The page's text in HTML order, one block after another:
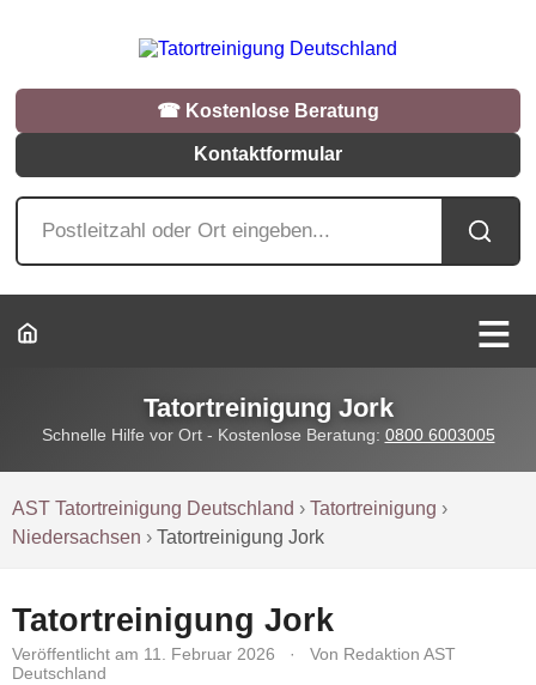
☎︎ Kostenlose Beratung
Kontaktformular
Tatortreinigung Jork
Schnelle Hilfe vor Ort - Kostenlose Beratung: 0800 6003005
AST Tatortreinigung Deutschland ›Tatortreinigung ›
Niedersachsen ›Tatortreinigung Jork
Tatortreinigung Jork
Veröffentlicht am 11. Februar 2026 ·
Von Redaktion AST
Deutschland